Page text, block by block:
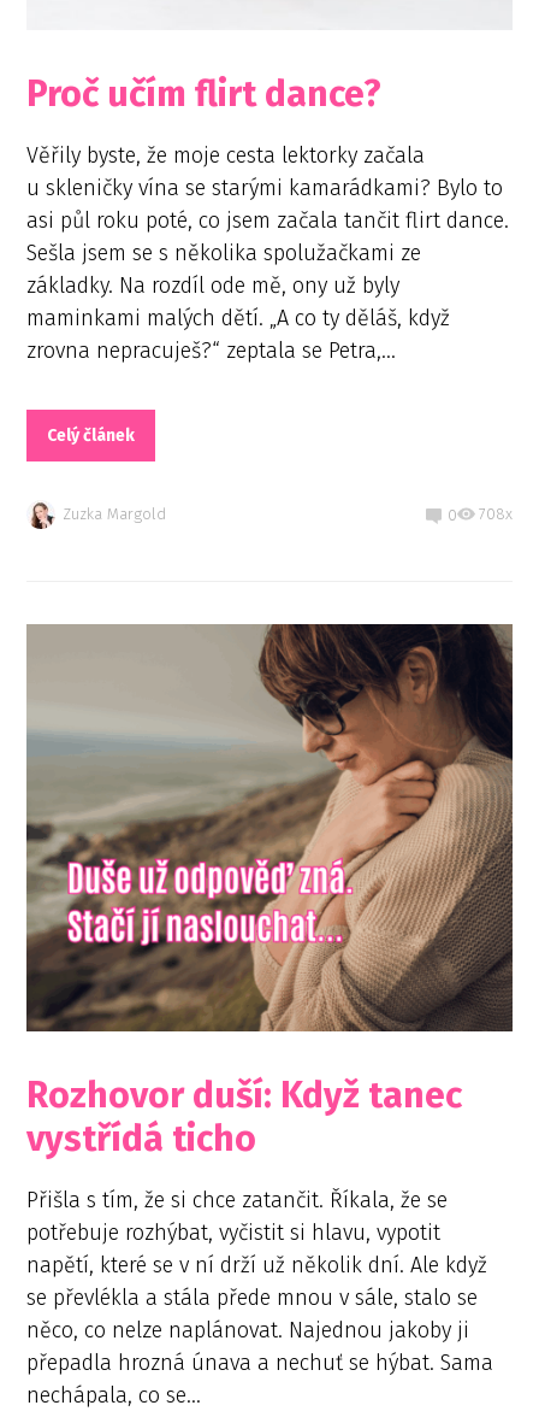
Proč učím flirt dance?
Věřily byste, že moje cesta lektorky začala
u skleničky vína se starými kamarádkami? Bylo to
asi půl roku poté, co jsem začala tančit flirt dance.
Sešla jsem se s několika spolužačkami ze
základky. Na rozdíl ode mě, ony už byly
maminkami malých dětí. „A co ty děláš, když
zrovna nepracuješ?“ zeptala se Petra,...
Celý článek
Zuzka Margold 0 708x
Rozhovor duší: Když tanec
vystřídá ticho
Přišla s tím, že si chce zatančit. Říkala, že se
potřebuje rozhýbat, vyčistit si hlavu, vypotit
napětí, které se v ní drží už několik dní. Ale když
se převlékla a stála přede mnou v sále, stalo se
něco, co nelze naplánovat. Najednou jakoby ji
přepadla hrozná únava a nechuť se hýbat. Sama
nechápala, co se...